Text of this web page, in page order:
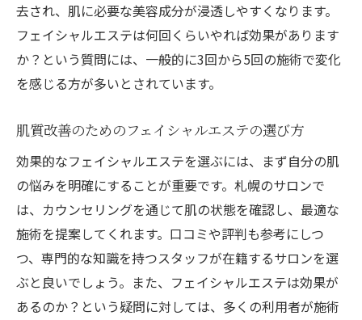
去され、肌に必要な美容成分が浸透しやすくなります。
フェイシャルエステは何回くらいやれば効果があります
か？という質問には、一般的に3回から5回の施術で変化
を感じる方が多いとされています。
肌質改善のためのフェイシャルエステの選び方
効果的なフェイシャルエステを選ぶには、まず自分の肌
の悩みを明確にすることが重要です。札幌のサロンで
は、カウンセリングを通じて肌の状態を確認し、最適な
施術を提案してくれます。口コミや評判も参考にしつ
つ、専門的な知識を持つスタッフが在籍するサロンを選
ぶと良いでしょう。また、フェイシャルエステは効果が
あるのか？という疑問に対しては、多くの利用者が施術